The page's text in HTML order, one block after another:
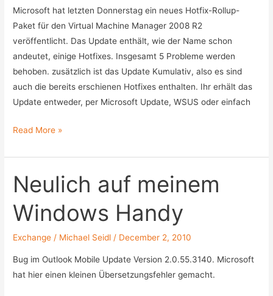
Microsoft hat letzten Donnerstag ein neues Hotfix-Rollup-
Paket für den Virtual Machine Manager 2008 R2
veröffentlicht. Das Update enthält, wie der Name schon
andeutet, einige Hotfixes. Insgesamt 5 Probleme werden
behoben. zusätzlich ist das Update Kumulativ, also es sind
auch die bereits erschienen Hotfixes enthalten. Ihr erhält das
Update entweder, per Microsoft Update, WSUS oder einfach
Neues
Rollup-
Paket
für
Virtual
Machine
Manager
Read More »
Neulich auf meinem
Windows Handy
Exchange / Michael Seidl / December 2, 2010
Bug im Outlook Mobile Update Version 2.0.55.3140. Microsoft
hat hier einen kleinen Übersetzungsfehler gemacht.